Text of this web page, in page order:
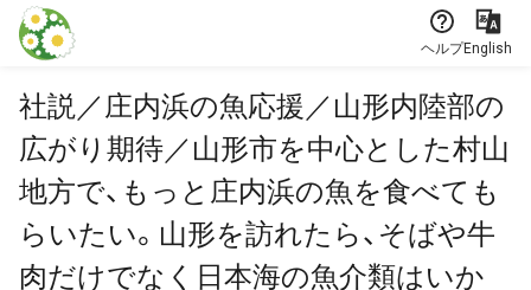
本文に飛ぶ
ヘルプEnglish
社説／庄内浜の魚応援／山形内陸部の
広がり期待／山形市を中心とした村山
地方で、もっと庄内浜の魚を食べても
らいたい。山形を訪れたら、そばや牛
肉だけでなく日本海の魚介類はいか